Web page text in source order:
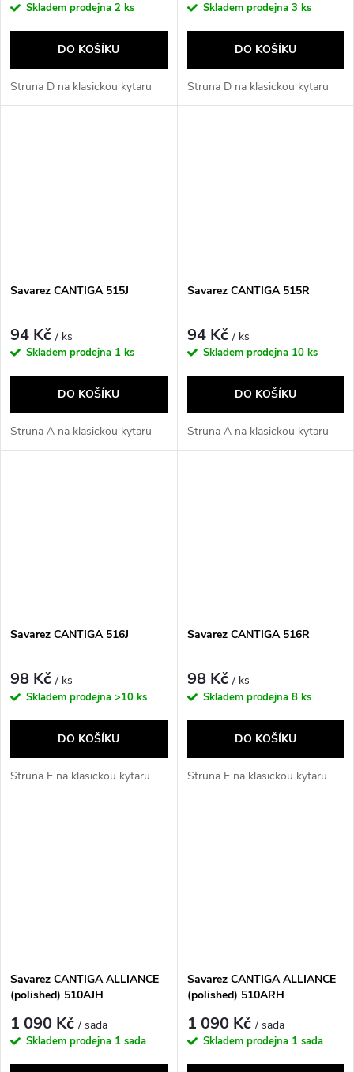
Skladem prodejna 2 ks
DO KOŠÍKU
Struna D na klasickou kytaru
Skladem prodejna 3 ks
DO KOŠÍKU
Struna D na klasickou kytaru
Savarez CANTIGA 515J
94 Kč/ ks
Skladem prodejna 1 ks
DO KOŠÍKU
Struna A na klasickou kytaru
Savarez CANTIGA 515R
94 Kč/ ks
Skladem prodejna 10 ks
DO KOŠÍKU
Struna A na klasickou kytaru
Savarez CANTIGA 516J
98 Kč/ ks
Skladem prodejna >10 ks
DO KOŠÍKU
Struna E na klasickou kytaru
Savarez CANTIGA 516R
98 Kč/ ks
Skladem prodejna 8 ks
DO KOŠÍKU
Struna E na klasickou kytaru
Savarez CANTIGA ALLIANCE
(polished) 510AJH
1 090 Kč/ sada
Skladem prodejna 1 sada
Savarez CANTIGA ALLIANCE
(polished) 510ARH
1 090 Kč/ sada
Skladem prodejna 1 sada